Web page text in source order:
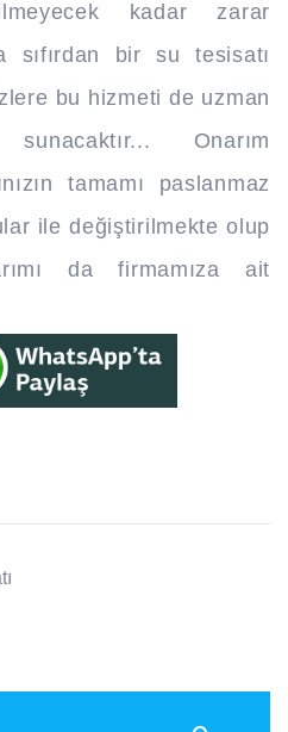
kadar zarar
bir su tesisatı
bu hizmeti de uzman
Onarım
tamamı paslanmaz
ile değiştirilmekte olup
da firmamıza ait